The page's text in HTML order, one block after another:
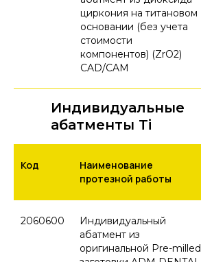
циркония на титановом
основании (без учета
стоимости
компонентов) (ZrO2)
CAD/CAM
Индивидуальные
абатменты Ti
Код
Наименование
протезной работы
2060600
Индивидуальный
абатмент из
оригинальной Pre-milled